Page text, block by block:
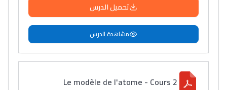
تحميل الدرس
مشاهدة الدرس
Le modèle de l'atome - Cours 2